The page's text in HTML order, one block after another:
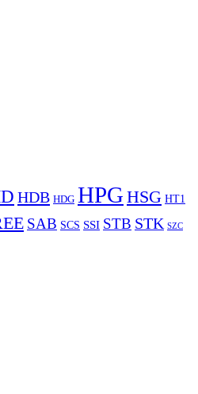
HDB HDG HPG HSG HT1
SAB SCS SSI STB STK SZC